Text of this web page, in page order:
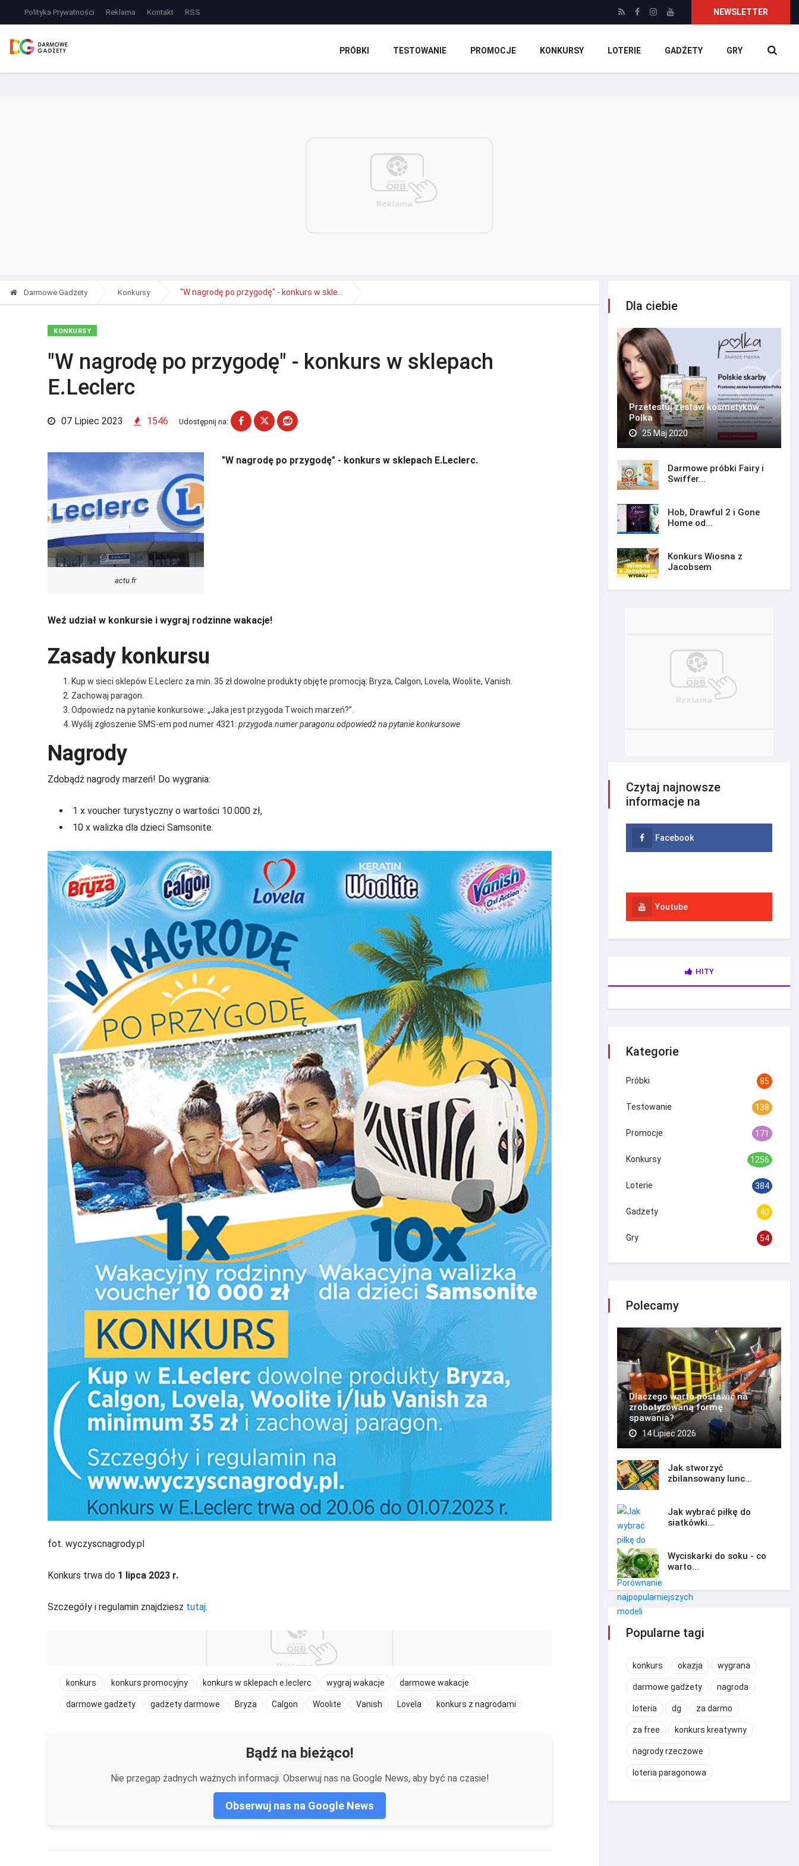
Polityka Prywatności Reklama Kontakt RSS NEWSLETTER
PRÓBKI TESTOWANIE PROMOCJE KONKURSY LOTERIE GADŻETY GRY
Darmowe Gadżety Konkursy "W nagrodę po przygodę" - konkurs w skle...
KONKURSY
"W nagrodę po przygodę" - konkurs w sklepach
E.Leclerc
07 Lipiec 2023 1546 Udostępnij na:
actu.fr
"W nagrodę po przygodę" - konkurs w sklepach E.Leclerc.
Weź udział w konkursie i wygraj rodzinne wakacje!
Zasady konkursu
Kup w sieci sklepów E.Leclerc za min. 35 zł dowolne produkty objęte promocją: Bryza, Calgon, Lovela, Woolite, Vanish.
Zachowaj paragon.
Odpowiedz na pytanie konkursowe: „Jaka jest przygoda Twoich marzeń?”.
Wyślij zgłoszenie SMS-em pod numer 4321: przygoda.numer paragonu.odpowiedź na pytanie konkursowe
Nagrody
Zdobądź nagrody marzeń! Do wygrania:
1 x voucher turystyczny o wartości 10.000 zł,
10 x walizka dla dzieci Samsonite.
fot. wyczyscnagrody.pl
Konkurs trwa do 1 lipca 2023 r.
Szczegóły i regulamin znajdziesz tutaj.
konkurs konkurs promocyjny konkurs w sklepach e.leclerc wygraj wakacje darmowe wakacje
darmowe gadżety gadżety darmowe Bryza Calgon Woolite Vanish Lovela konkurs z nagrodami
Bądź na bieżąco!
Nie przegap żadnych ważnych informacji. Obserwuj nas na Google News, aby być na czasie!
Obserwuj nas na Google News
Dla ciebie
Przetestuj zestaw kosmetyków
Polka
25 Maj 2020
Darmowe próbki Fairy i
Swiffer...
Hob, Drawful 2 i Gone
Home od...
Konkurs Wiosna z
Jacobsem
Czytaj najnowsze
informacje na
Facebook
Youtube
HITY
Kategorie
Próbki 85
Testowanie 138
Promocje 171
Konkursy 1256
Loterie 384
Gadżety 40
Gry 54
Polecamy
Dlaczego warto postawić na
zrobotyzowaną formę
spawania?
14 Lipiec 2026
Jak stworzyć
zbilansowany lunc...
Jak wybrać piłkę do
siatkówki...
Wyciskarki do soku - co
warto...
Popularne tagi
konkurs okazja wygrana
darmowe gadżety nagroda
loteria dg za darmo
za free konkurs kreatywny
nagrody rzeczowe
loteria paragonowa